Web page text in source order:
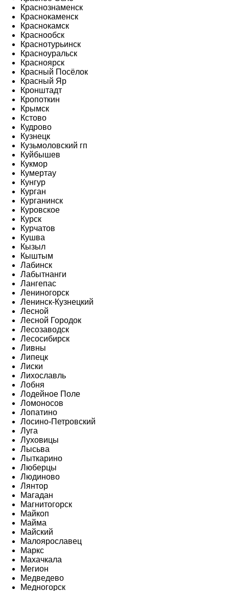
Краснознаменск
Краснокаменск
Краснокамск
Краснообск
Краснотурьинск
Красноуральск
Красноярск
Красный Посёлок
Красный Яр
Кронштадт
Кропоткин
Крымск
Кстово
Кудрово
Кузнецк
Кузьмоловский гп
Куйбышев
Кукмор
Кумертау
Кунгур
Курган
Курганинск
Куровское
Курск
Курчатов
Кушва
Кызыл
Кыштым
Лабинск
Лабытнанги
Лангепас
Лениногорск
Ленинск-Кузнецкий
Лесной
Лесной Городок
Лесозаводск
Лесосибирск
Ливны
Липецк
Лиски
Лихославль
Лобня
Лодейное Поле
Ломоносов
Лопатино
Лосино-Петровский
Луга
Луховицы
Лысьва
Лыткарино
Люберцы
Людиново
Лянтор
Магадан
Магнитогорск
Майкоп
Майма
Майский
Малоярославец
Маркс
Махачкала
Мегион
Медведево
Медногорск